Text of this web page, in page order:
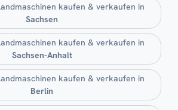
kaufen & verkaufen in
Sachsen
kaufen & verkaufen in
Sachsen-Anhalt
kaufen & verkaufen in
Berlin